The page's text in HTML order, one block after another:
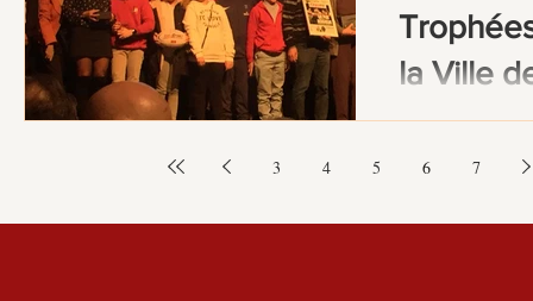
la Ville
Jeudi dernier, se
Rutebeuf. Notre
3 4 5 6 7